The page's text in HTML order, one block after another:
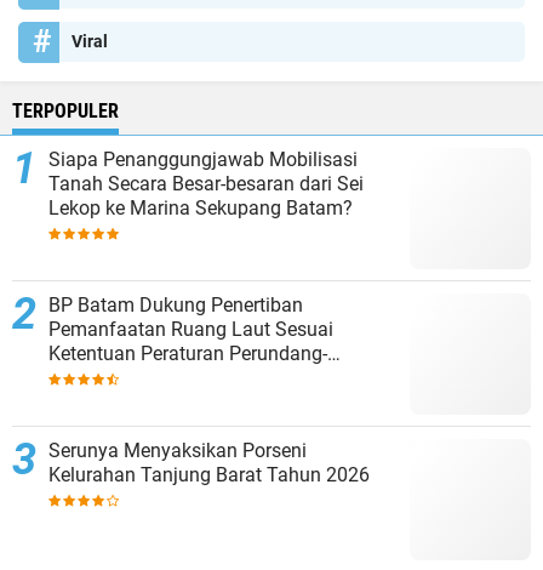
Viral
TERPOPULER
Siapa Penanggungjawab Mobilisasi
Tanah Secara Besar-besaran dari Sei
Lekop ke Marina Sekupang Batam?
BP Batam Dukung Penertiban
Pemanfaatan Ruang Laut Sesuai
Ketentuan Peraturan Perundang-
undangan
Serunya Menyaksikan Porseni
Kelurahan Tanjung Barat Tahun 2026